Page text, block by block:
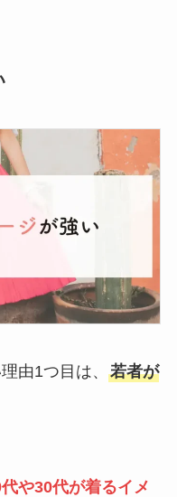
由1つ目は、 若者が
や30代が着るイメ